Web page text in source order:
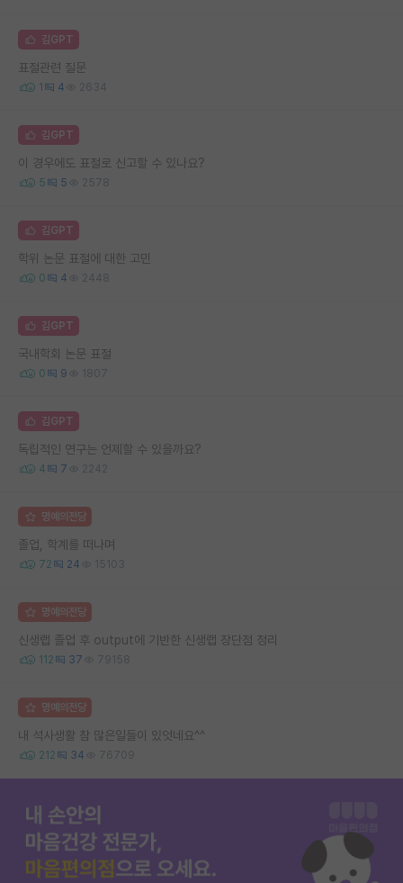
김GPT
표절관련 질문
1 4 2634
김GPT
이 경우에도 표절로 신고할 수 있나요?
5 5 2578
김GPT
학위 논문 표절에 대한 고민
0 4 2448
김GPT
국내학회 논문 표절
0 9 1807
김GPT
독립적인 연구는 언제할 수 있을까요?
4 7 2242
명예의전당
졸업, 학계를 떠나며
72 24 15103
명예의전당
신생랩 졸업 후 output에 기반한 신생랩 장단점 정리
112 37 79158
명예의전당
내 석사생활 참 많은일들이 있엇네요^^
212 34 76709